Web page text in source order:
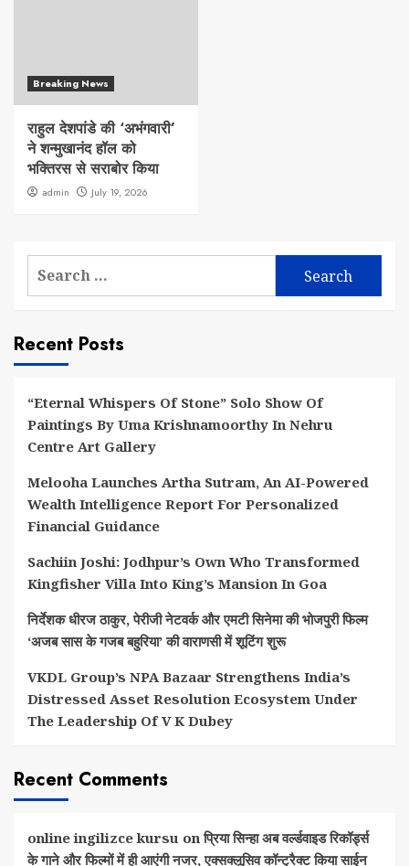
Breaking News
राहुल देशपांडे की ‘अभंगवारी’
ने शन्मुखानंद हॉल को
भक्तिरस से सराबोर किया
admin July 19, 2026
Search
Recent Posts
“Eternal Whispers Of Stone” Solo Show Of
Paintings By Uma Krishnamoorthy In Nehru
Centre Art Gallery
Melooha Launches Artha Sutram, An AI-Powered
Wealth Intelligence Report For Personalized
Financial Guidance
Sachiin Joshi: Jodhpur’s Own Who Transformed
Kingfisher Villa Into King’s Mansion In Goa
निर्देशक धीरज ठाकुर, पेरीजी नेटवर्क और एमटी सिनेमा की भोजपुरी फिल्म
‘अजब सास के गजब बहुरिया’ की वाराणसी में शूटिंग शुरू
VKDL Group’s NPA Bazaar Strengthens India’s
Distressed Asset Resolution Ecosystem Under
The Leadership Of V K Dubey
Recent Comments
online ingilizce kursu onप्रिया सिन्हा अब वर्ल्डवाइड रिकॉर्ड्स
के गाने और फिल्मों में ही आएंगी नजर, एक्सक्लूसिव कॉन्ट्रैक्ट किया साईन